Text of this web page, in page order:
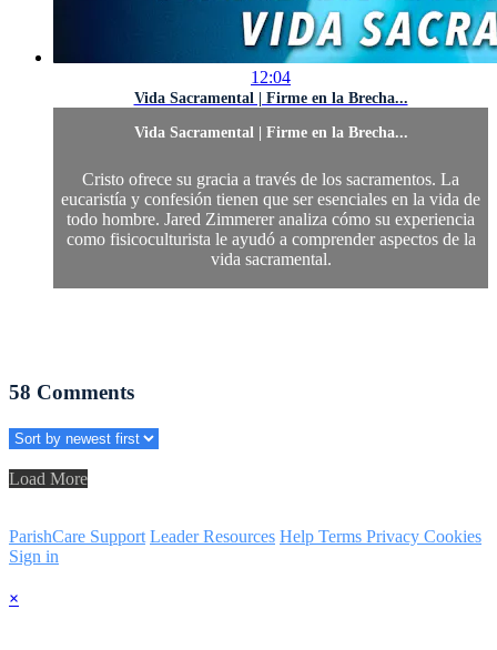
12:04
Vida Sacramental | Firme en la Brecha...
Vida Sacramental | Firme en la Brecha...
Cristo ofrece su gracia a través de los sacramentos. La
eucaristía y confesión tienen que ser esenciales en la vida de
todo hombre. Jared Zimmerer analiza cómo su experiencia
como fisicoculturista le ayudó a comprender aspectos de la
vida sacramental.
58 Comments
Load More
ParishCare Support Leader Resources Help Terms Privacy Cookies
Sign in
×